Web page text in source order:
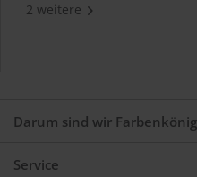
2 weitere
Darum sind wir Farbenkönig
Service